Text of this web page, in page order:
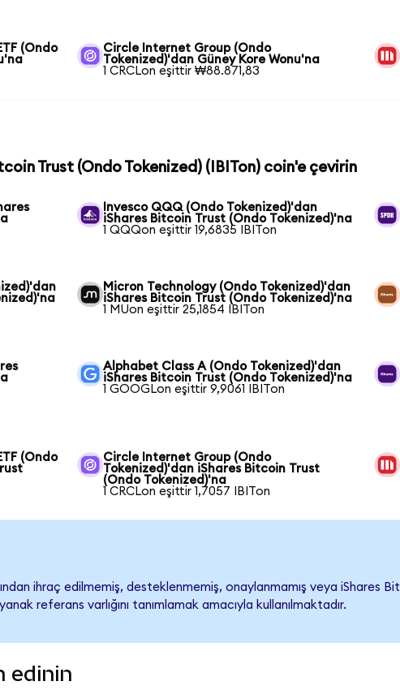
(Ondo
Circle Internet Group (Ondo
Tokenized)'dan Güney Kore Wonu'na
1 CRCLon eşittir ₩88.871,83
Trust (Ondo Tokenized) (IBITon) coin'e çevirin
Invesco QQQ (Ondo Tokenized)'dan
iShares Bitcoin Trust (Ondo Tokenized)'na
1 QQQon eşittir 19,6835 IBITon
Micron Technology (Ondo Tokenized)'dan
iShares Bitcoin Trust (Ondo Tokenized)'na
1 MUon eşittir 25,1854 IBITon
Alphabet Class A (Ondo Tokenized)'dan
iShares Bitcoin Trust (Ondo Tokenized)'na
1 GOOGLon eşittir 9,9061 IBITon
(Ondo
Circle Internet Group (Ondo
Tokenized)'dan iShares Bitcoin Trust
(Ondo Tokenized)'na
1 CRCLon eşittir 1,7057 IBITon
ihraç edilmemiş, desteklenmemiş, onaylanmamış veya iShares
referans varlığını tanımlamak amacıyla kullanılmaktadır.
edinin